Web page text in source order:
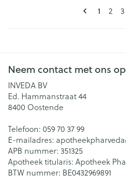
U lees
1 2 3
Neem contact met ons op
INVEDA BV
Ed. Hammanstraat 44
8400 Oostende
Telefoon: 059 70 37 99
E-mailadres:
APB nummer: 351325
Apotheek titularis: Apotheek
BTW nummer: BE0432969891